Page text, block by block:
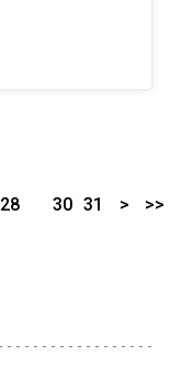
28
30 31 > >>